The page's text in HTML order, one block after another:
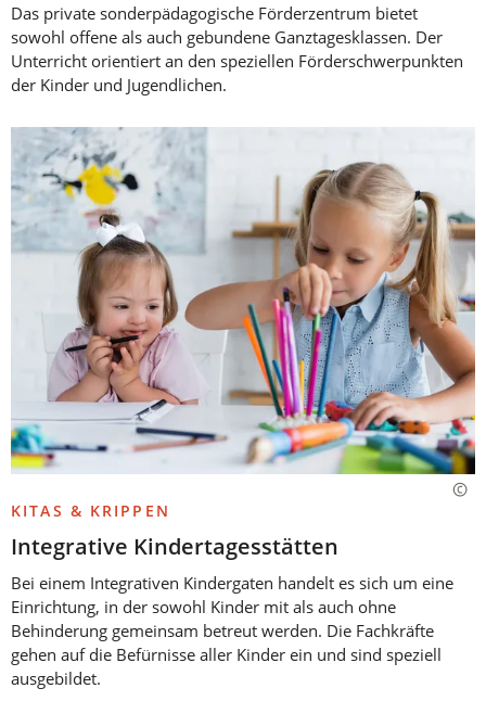
Das private sonderpädagogische Förderzentrum bietet
sowohl offene als auch gebundene Ganztagesklassen. Der
Unterricht orientiert an den speziellen Förderschwerpunkten
der Kinder und Jugendlichen.
KITAS & KRIPPEN
Integrative Kindertagesstätten
Bei einem Integrativen Kindergaten handelt es sich um eine
Einrichtung, in der sowohl Kinder mit als auch ohne
Behinderung gemeinsam betreut werden. Die Fachkräfte
gehen auf die Befürnisse aller Kinder ein und sind speziell
ausgebildet.